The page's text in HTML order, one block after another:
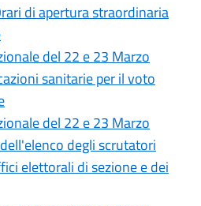
di apertura straordinaria
del 22 e 23 Marzo
sanitarie per il voto
del 22 e 23 Marzo
degli scrutatori
elettorali di sezione e dei